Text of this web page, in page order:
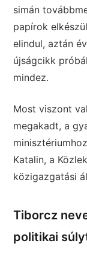
simán
papírok
elindul, aztán
újságcikk
mindez.
Most viszont
megakadt, a
Katalin, a
közigazgatási
Tiborcz
politikai